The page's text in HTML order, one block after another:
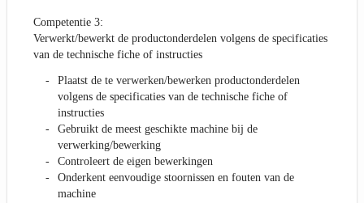
Competentie 3:
Verwerkt/bewerkt de productonderdelen volgens de specificaties
van de technische fiche of instructies
Plaatst de te verwerken/bewerken productonderdelen
volgens de specificaties van de technische fiche of
instructies
Gebruikt de meest geschikte machine bij de
verwerking/bewerking
Controleert de eigen bewerkingen
Onderkent eenvoudige stoornissen en fouten van de
machine